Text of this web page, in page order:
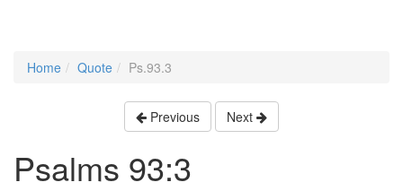
Home Quote Ps.93.3
Previous Next
Psalms 93:3